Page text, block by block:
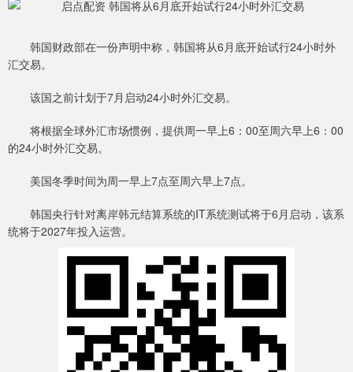
韩国财政部在一份声明中称，韩国将从6月底开始试行24小时外
汇交易。
该国之前计划于7月启动24小时外汇交易。
将根据全球外汇市场惯例，提供周一早上6：00至周六早上6：00
的24小时外汇交易。
美国冬季时间为周一早上7点至周六早上7点。
韩国央行针对离岸韩元结算系统的IT系统测试将于6月启动，该系
统将于2027年投入运营。